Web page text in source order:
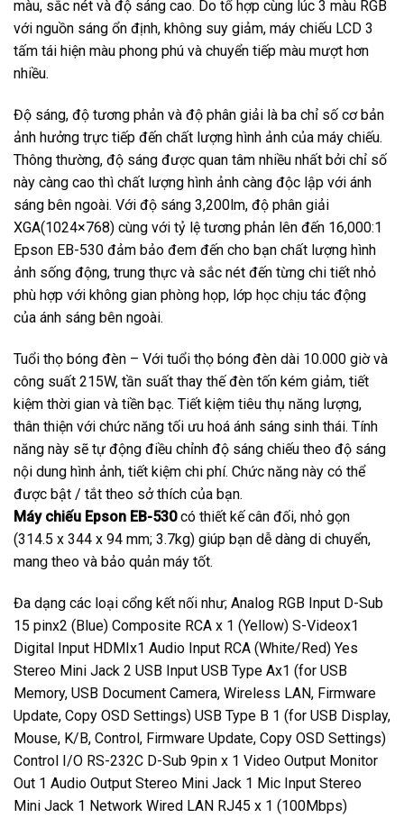
màu, sắc nét và độ sáng cao. Do tổ hợp cùng lúc 3 màu RGB
với nguồn sáng ổn định, không suy giảm, máy chiếu LCD 3
tấm tái hiện màu phong phú và chuyển tiếp màu mượt hơn
nhiều.
Độ sáng, độ tương phản và độ phân giải là ba chỉ số cơ bản
ảnh hưởng trực tiếp đến chất lượng hình ảnh của máy chiếu.
Thông thường, độ sáng được quan tâm nhiều nhất bởi chỉ số
này càng cao thì chất lượng hình ảnh càng độc lập với ánh
sáng bên ngoài. Với độ sáng 3,200lm, độ phân giải
XGA(1024×768) cùng với tỷ lệ tương phản lên đến 16,000:1
Epson EB-530 đảm bảo đem đến cho bạn chất lượng hình
ảnh sống động, trung thực và sắc nét đến từng chi tiết nhỏ
phù hợp với không gian phòng họp, lớp học chịu tác động
của ánh sáng bên ngoài.
Tuổi thọ bóng đèn – Với tuổi thọ bóng đèn dài 10.000 giờ và
công suất 215W, tần suất thay thế đèn tốn kém giảm, tiết
kiệm thời gian và tiền bạc. Tiết kiệm tiêu thụ năng lượng,
thân thiện với chức năng tối ưu hoá ánh sáng sinh thái. Tính
năng này sẽ tự động điều chỉnh độ sáng chiếu theo độ sáng
nội dung hình ảnh, tiết kiệm chi phí. Chức năng này có thể
được bật / tắt theo sở thích của bạn.
Máy chiếu Epson EB-530có thiết kế cân đối, nhỏ gọn
(314.5 x 344 x 94 mm; 3.7kg) giúp bạn dễ dàng di chuyển,
mang theo và bảo quản máy tốt.
Đa dạng các loại cổng kết nối như; Analog RGB Input D-Sub
15 pinx2 (Blue) Composite RCA x 1 (Yellow) S-Videox1
Digital Input HDMIx1 Audio Input RCA (White/Red) Yes
Stereo Mini Jack 2 USB Input USB Type Ax1 (for USB
Memory, USB Document Camera, Wireless LAN, Firmware
Update, Copy OSD Settings) USB Type B 1 (for USB Display,
Mouse, K/B, Control, Firmware Update, Copy OSD Settings)
Control I/O RS-232C D-Sub 9pin x 1 Video Output Monitor
Out 1 Audio Output Stereo Mini Jack 1 Mic Input Stereo
Mini Jack 1 Network Wired LAN RJ45 x 1 (100Mbps)